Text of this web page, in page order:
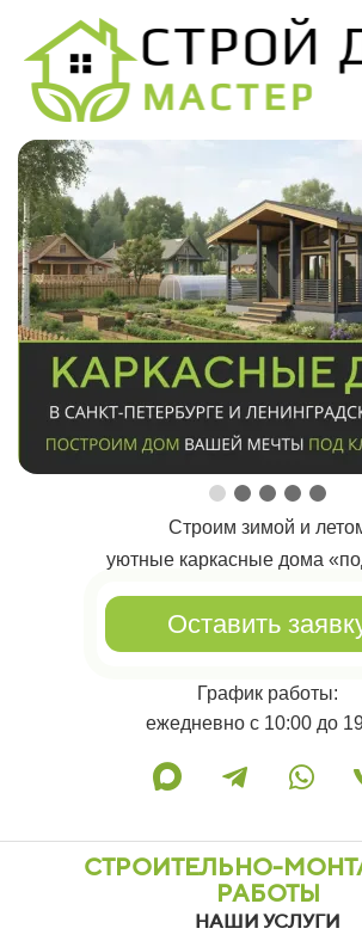
Строим зимой и
уютные каркасные дома
Оставить
График работы:
ежедневно с 10:00 до
СТРОИТЕЛЬНО-
РАБОТЫ
НАШИ УСЛУГИ